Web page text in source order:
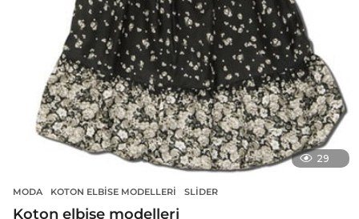
29
MODA KOTON ELBISE MODELLERI ,SLIDER
Koton elbise modelleri